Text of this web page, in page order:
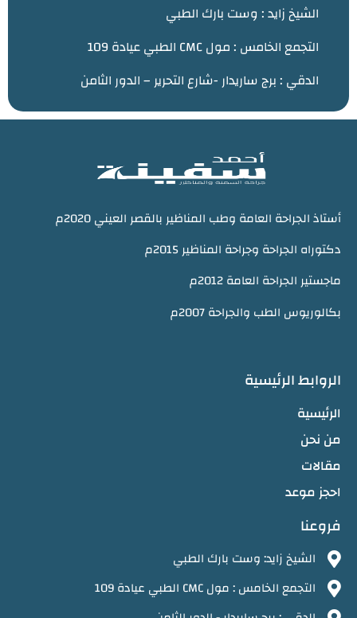
الشيخ زايد : وست بارك الطبي
التجمع الخامس : مول CMC الطبي عيادة 109
الدقي : برج ساريدار -شارع التحرير – الدور الثامن
أستاذ الجراحة العامة وطب المناظير بالقصر العيني 2020م
دكتوراه الجراحة وجراحة المناظير 2015م
ماجستير الجراحة العامة 2012م
بكالوريوس الطب والجراحة 2007م
الروابط الرئيسية
الرئيسية
من نحن
مقالات
احجز موعد
فروعنا
الشيخ زايد: وست بارك الطبي
التجمع الخامس : مول CMC الطبي عيادة 109